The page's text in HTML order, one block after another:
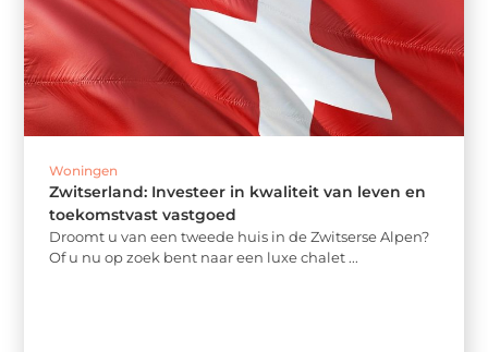
Woningen
Zwitserland: Investeer in kwaliteit van leven en
toekomstvast vastgoed
Droomt u van een tweede huis in de Zwitserse Alpen?
Of u nu op zoek bent naar een luxe chalet ...